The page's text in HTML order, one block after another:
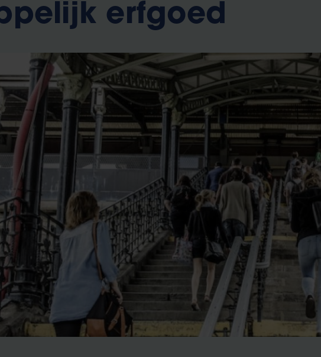
erfgoed